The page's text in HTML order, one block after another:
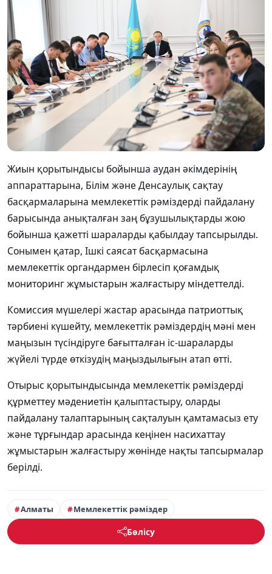
Жиын қорытындысы бойынша аудан әкімдерінің
аппараттарына, Білім және Денсаулық сақтау
басқармаларына мемлекеттік рәміздерді пайдалану
барысында анықталған заң бұзушылықтарды жою
бойынша қажетті шараларды қабылдау тапсырылды.
Сонымен қатар, Ішкі саясат басқармасына
мемлекеттік органдармен бірлесіп қоғамдық
мониторинг жұмыстарын жалғастыру міндеттелді.
Комиссия мүшелері жастар арасында патриоттық
тәрбиені күшейту, мемлекеттік рәміздердің мәні мен
маңызын түсіндіруге бағытталған іс-шараларды
жүйелі түрде өткізудің маңыздылығын атап өтті.
Отырыс қорытындысында мемлекеттік рәміздерді
құрметтеу мәдениетін қалыптастыру, оларды
пайдалану талаптарының сақталуын қамтамасыз ету
және тұрғындар арасында кеңінен насихаттау
жұмыстарын жалғастыру жөнінде нақты тапсырмалар
берілді.
Алматы Мемлекеттік рәміздер
Бөлісу